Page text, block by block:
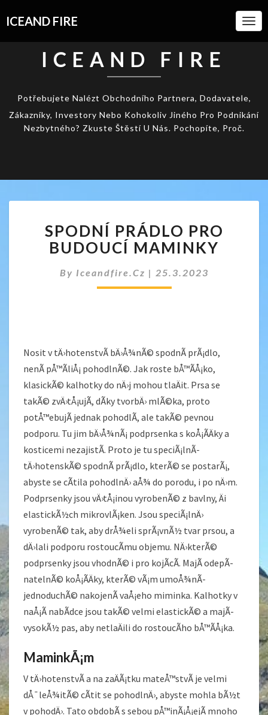
ICEAND FIRE
ICEAND FIRE
Potřebujete Nalézt Obchodního Partnera, Dodavatele,
Zákazníky, Investory Nebo Kohokoliv Jiného Pro Podnikání
Nezbytného? Zkuste Štěstí U Nás. Pochopíte, Proč.
PRÁDLO
PRO
BUDOUCÍ
MAMINKY
SPODNÍ PRÁDLO PRO
BUDOUCÍ MAMINKY
By Iceandfire.cz | 25.3.2023
Nosit v tÄ›hotenstvÃ­ bÄ›Å¾nÃ© spodnÃ­ prÃ¡dlo,
nenÃ­ pÅ™Ã­liÅ¡ pohodlnÃ©. Jak roste bÅ™Ã­Å¡ko,
klasickÃ© kalhotky do nÄ›j mohou tlaÄit. Prsa se
takÃ© zvÄ›tÅ¡ujÃ­, dÃ­ky tvorbÄ› mlÃ©ka, proto
potÅ™ebujÃ­ jednak pohodlÃ­, ale takÃ© pevnou
podporu. Tu jim bÄ›Å¾nÃ¡ podprsenka s koÅ¡Ã­Äky a
kosticemi nezajistÃ­. Proto je tu speciÃ¡lnÃ­
tÄ›hotenskÃ© spodnÃ­ prÃ¡dlo, kterÃ© se postarÃ¡,
abyste se cÃ­tila pohodlnÄ› aÅ¾ do porodu, i po nÄ›m.
Podprsenky jsou vÄ›tÅ¡inou vyrobenÃ© z bavlny, Äi
elastickÃ½ch mikrovlÃ¡ken. Jsou speciÃ¡lnÄ›
vyrobenÃ© tak, aby drÅ¾eli sprÃ¡vnÃ½ tvar prsou, a
dÄ›lali podporu rostoucÃ­mu objemu. NÄ›kterÃ©
podprsenky jsou vhodnÃ© i pro kojÃ­cÃ­. MajÃ­ odepÃ­
natelnÃ© koÅ¡Ã­Äky, kterÃ© vÃ¡m umoÅ¾nÃ­
jednoduchÃ© nakojenÃ­ vaÅ¡eho miminka. Kalhotky v
naÅ¡Ã­ nabÃ­dce jsou takÃ© velmi elastickÃ© a majÃ­
vysokÃ½ pas, aby netlaÄili do rostoucÃ­ho bÅ™Ã­Å¡ka.
MaminkÃ¡m
V tÄ›hotenstvÃ­ a na zaÄÃ¡tku mateÅ™stvÃ­ je velmi
dÅ¯leÅ¾itÃ© cÃ­tit se pohodlnÄ›, abyste mohla bÃ½t
v pohodÄ›. Tato obdobÃ­ s sebou pÅ™inÃ¡Å¡ejÃ­ mnoho